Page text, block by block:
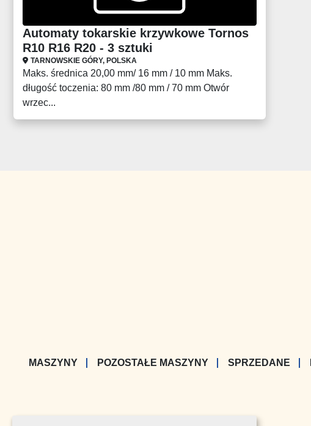
Automaty tokarskie krzywkowe Tornos
R10 R16 R20 - 3 sztuki
TARNOWSKIE GÓRY, POLSKA
Maks. średnica 20,00 mm/ 16 mm / 10 mm Maks.
długość toczenia: 80 mm /80 mm / 70 mm Otwór
wrzec...
MASZYNY POZOSTAŁE MASZYNY SPRZEDANE